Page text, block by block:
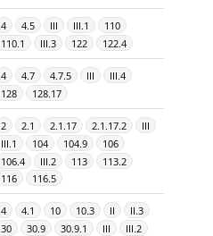
4 4.5 III III.1
110
110.1
III.3 122 122.4
4 4.7 4.7.5 III
III.4
128
128.17
2 2.1 2.1.17 2.1.17.2
III
III.1
104 104.9
106
106.4
III.2 113
113.2
116
116.5
4 4.1 10 10.3 II
II.3
30
30.9 30.9.1 III
III.2